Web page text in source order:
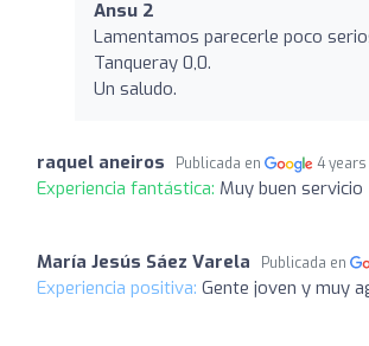
Ansu 2
Lamentamos parecerle poco
Tanqueray 0,0.
Un saludo.
raquel aneiros Publicada en 4 years
Experiencia fantástica: Muy buen servicio
María Jesús Sáez Varela Publicada en
Experiencia positiva: Gente joven y muy